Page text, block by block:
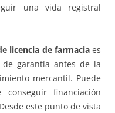
una vida registral
licencia de farmaciaes
garantía antes de la
mercantil. Puede
financiación
este punto de vista